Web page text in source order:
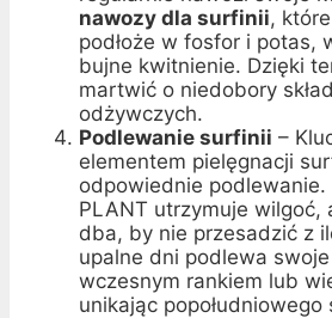
nawozy dla surfinii,
podłoże w fosfor i potas,
bujne kwitnienie. Dzięki
martwić o niedobory
odżywczych.
Podlewanie surfinii –
elementem pielęgnacji
odpowiednie podlewanie.
PLANT utrzymuje wilgoć,
dba, by nie przesadzić z
upalne dni podlewa
wczesnym rankiem lub
unikając popołudniowego